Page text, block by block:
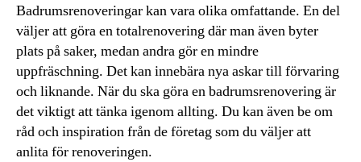
Badrumsrenoveringar kan vara olika omfattande. En del
väljer att göra en totalrenovering där man även byter
plats på saker, medan andra gör en mindre
uppfräschning. Det kan innebära nya askar till förvaring
och liknande. När du ska göra en badrumsrenovering är
det viktigt att tänka igenom allting. Du kan även be om
råd och inspiration från de företag som du väljer att
anlita för renoveringen.